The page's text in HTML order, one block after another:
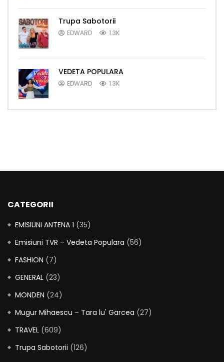
Trupa Sabotorii
EDWARD 1.3K
VEDETA POPULARA
EDWARD 1.3K
CATEGORII
EMISIUNI ANTENA 1 (35)
Emisiuni TVR – Vedeta Populara (56)
FASHION (7)
GENERAL (23)
MONDEN (24)
Mugur Mihaescu – Tara lu' Garcea (27)
TRAVEL (609)
Trupa Sabotorii (126)